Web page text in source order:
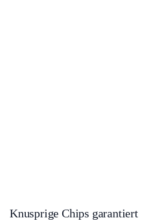
Knusprige Chips garantiert